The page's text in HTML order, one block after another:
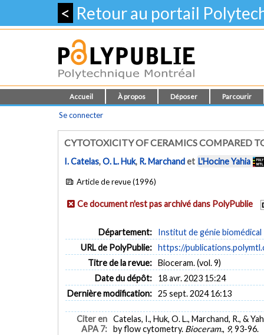
< Retour au portail
Accueil À propos Déposer Parcourir
Se connecter
CYTOTOXICITY OF CERAMICS COMPARED
I. Catelas,O. L. Huk, R. Marchandet L'Hocine Yahia
Article de revue (1996)
Ce document n'est pas archivé dans PolyPublie
Département:
Institut de génie biomédical
URL de PolyPublie: https://
Titre de la revue: Bioceram. (vol. 9)
Date du dépôt:
18 avr. 2023 15:24
Dernière modification: 25 sept. 2024 16:13
Citer en
APA 7:
Catelas, I., Huk, O. L., Marchand, R., &
by flow cytometry. Bioceram., 9, 93-96.